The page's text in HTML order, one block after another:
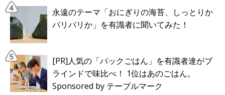
永遠のテーマ「おにぎりの海苔、しっとりか
パリパリか」を有識者に聞いてみた！
[PR]人気の「パックごはん」を有識者達がブ
ラインドで味比べ！ 1位はあのごはん。
Sponsored by テーブルマーク